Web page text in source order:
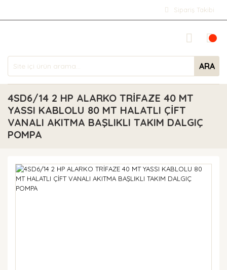
Sipariş Takibi
ARA
4SD6/14 2 HP ALARKO TRİFAZE 40 MT
YASSI KABLOLU 80 MT HALATLI ÇİFT
VANALI AKITMA BAŞLIKLI TAKIM DALGIÇ
POMPA